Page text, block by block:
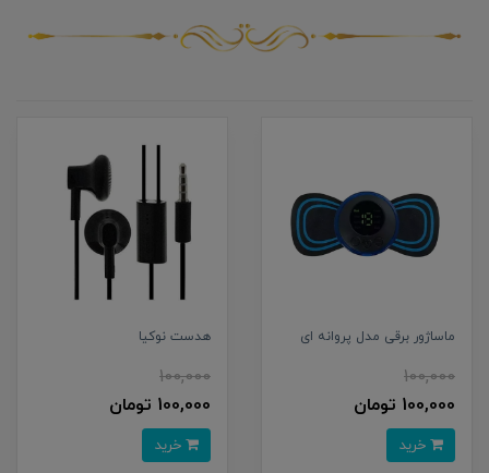
ماساژور برقی مدل پروانه ای
100,000
100,000 تومان
هدست نوکیا
100,000
100,000 تومان